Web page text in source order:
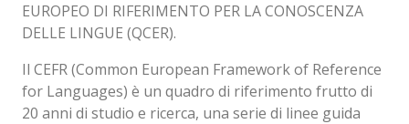
EUROPEO DI RIFERIMENTO PER LA CONOSCENZA
DELLE LINGUE (QCER).
Il CEFR (Common European Framework of Reference
for Languages) è un quadro di riferimento frutto di
20 anni di studio e ricerca, una serie di linee guida